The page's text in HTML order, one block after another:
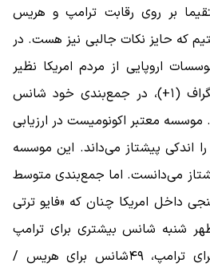
بر روی رقابت ترامپ و هریس
که حایز نکات جالبی نیز هست. در
اروپایی از مردم امریکا نظیر
یوکی گاو (۲+) و دیلی تلگراف (۱+)، در جمع‌بندی خود شانس
موسسه معتبر اکونومیست در ارزیابی
اندکی پیشتاز می‌داند. این موسسه
می‌دانست. اما جمع‌بندی متوسط
داخل امریکا چنان که «فایو ترتی
شنبه شانس بیشتری برای ترامپ
قائل است (۵۱ شانس برای ترامپ، ۴۹شانس برای هریس /